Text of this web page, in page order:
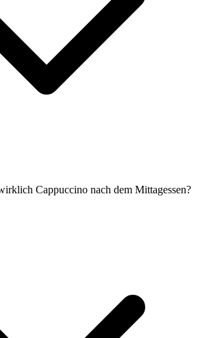
Cappuccino nach dem Mittagessen?